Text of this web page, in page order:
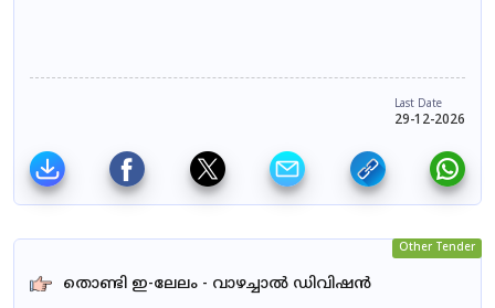
Last Date
29-12-2026
Other Tender
തൊണ്ടി ഇ-ലേലം - വാഴച്ചാൽ ഡിവിഷൻ